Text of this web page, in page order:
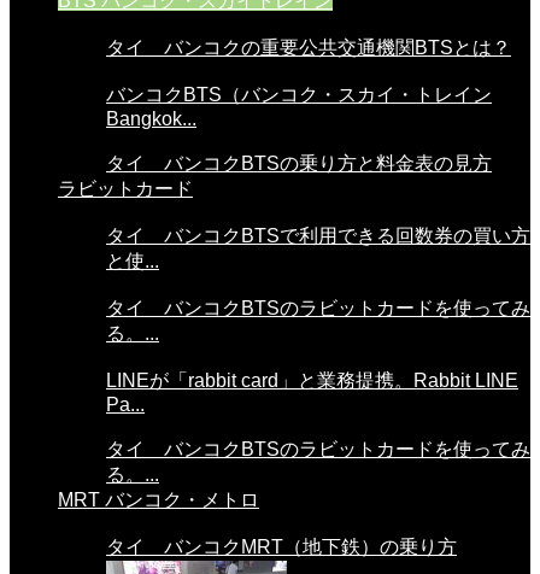
タイ バンコクの重要公共交通機関BTSとは？
バンコクBTS（バンコク・スカイ・トレイン
Bangkok...
タイ バンコクBTSの乗り方と料金表の見方
ラビットカード
タイ バンコクBTSで利用できる回数券の買い方
と使...
タイ バンコクBTSのラビットカードを使ってみ
る。...
LINEが「rabbit card」と業務提携。Rabbit LINE
Pa...
タイ バンコクBTSのラビットカードを使ってみ
る。...
MRT バンコク・メトロ
タイ バンコクMRT（地下鉄）の乗り方